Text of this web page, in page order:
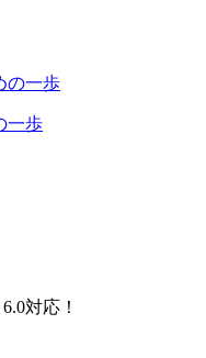
一歩
対応！